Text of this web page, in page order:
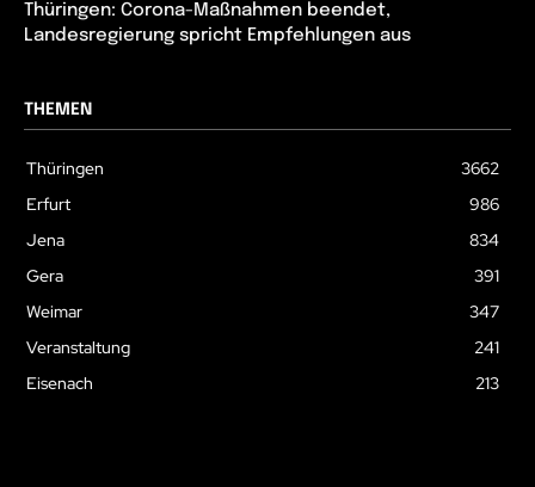
Thüringen: Corona-Maßnahmen beendet,
Landesregierung spricht Empfehlungen aus
THEMEN
Thüringen
3662
Erfurt
986
Jena
834
Gera
391
Weimar
347
Veranstaltung
241
Eisenach
213